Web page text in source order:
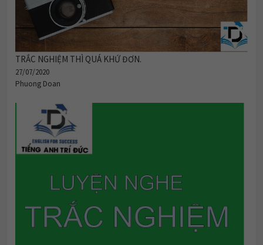
TRẮC NGHIỆM THÌ QUÁ KHỨ ĐƠN.
27/07/2020
Phuong Doan